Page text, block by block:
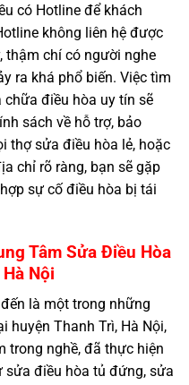
có Hotline để khách
không liên hệ được
thậm chí có người nghe
ra khá phổ biến. Việc tìm
điều hòa uy tín sẽ
sách về hỗ trợ, bảo
thợ sửa điều hòa lẻ, hoặc
chỉ rõ ràng, bạn sẽ gặp
sự cố điều hòa bị tái
Tâm Sửa Điều Hòa
Nội
là một trong những
huyện Thanh Trì, Hà Nội,
trong nghề, đã thực hiện
điều hòa tủ đứng, sửa